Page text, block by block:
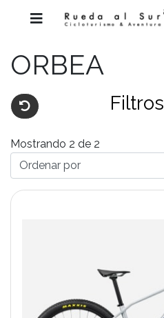
ORBEA
Filtros
Mostrando 2 de 2